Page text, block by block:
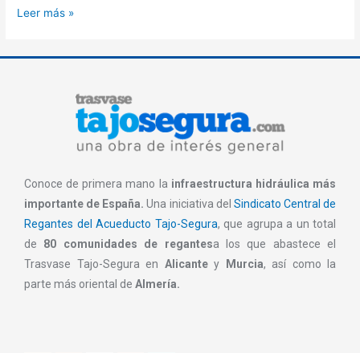
Leer más »
Conoce de primera mano la infraestructura hidráulica más
importante de España.Una iniciativa del Sindicato Central de
Regantes del Acueducto Tajo-Segura, que agrupa a un total
de 80 comunidades de regantesa los que abastece el
Trasvase Tajo-Segura en Alicante y Murcia, así como la
parte más oriental de Almería.